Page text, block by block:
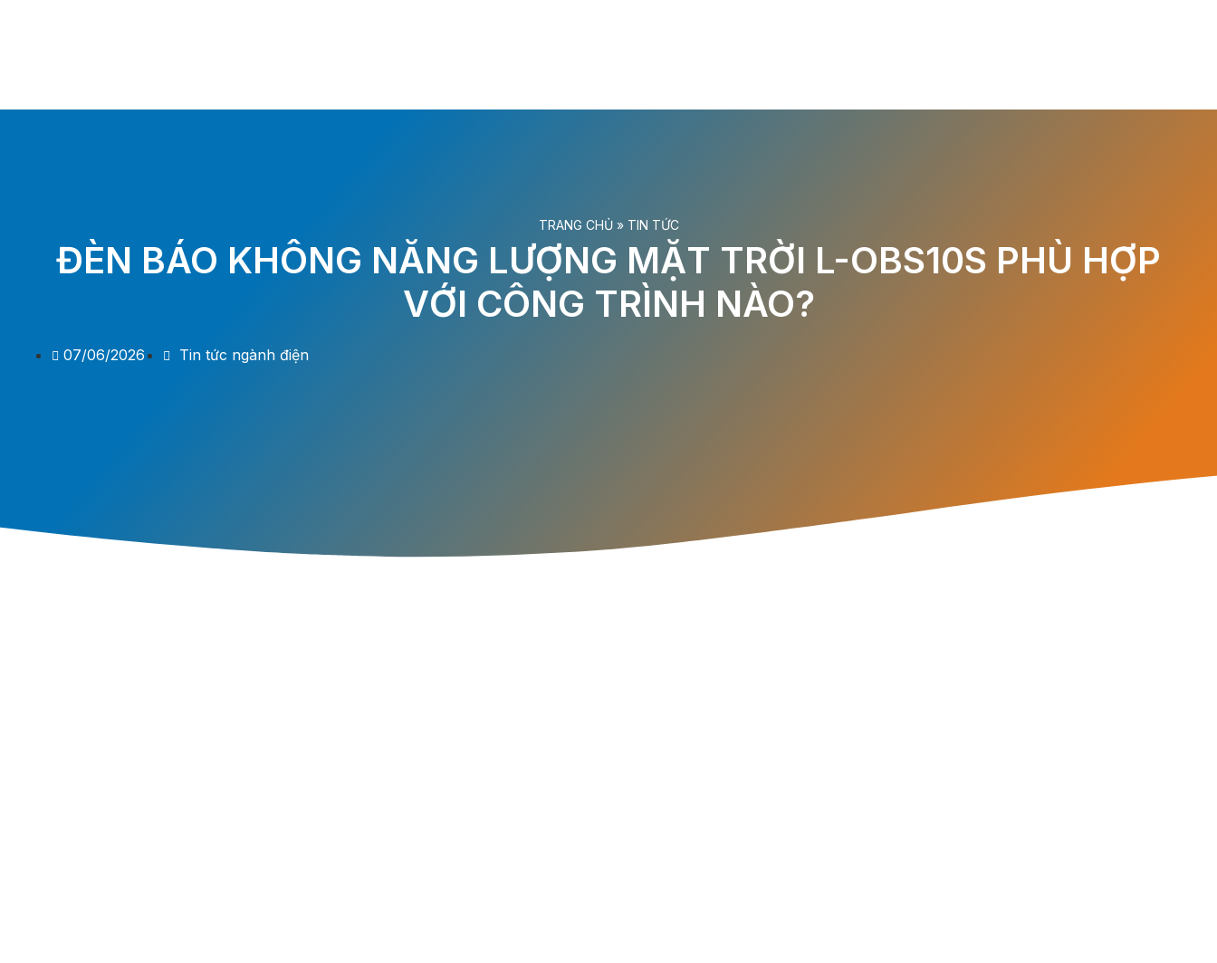
TRANG CHỦ» TIN TỨC
ĐÈN BÁO KHÔNG NĂNG LƯỢNG MẶT TRỜI L-OBS10S PHÙ HỢP
VỚI CÔNG TRÌNH NÀO?
07/06/2026 Tin tức ngành điện